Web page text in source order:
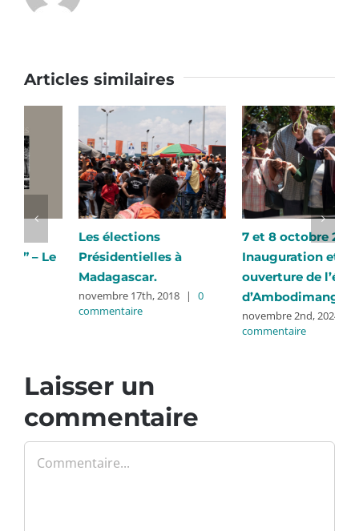
Articles similaires
Les élections
Présidentielles à
Madagascar.
novembre 17th, 2018 | 0
commentaire
7 et 8 octobre 2024 –
Inauguration et
ouverture de l’école
d’Ambodimanga
novembre 2nd, 2024 | 0
commentaire
Laisser un
commentaire
Commentaire